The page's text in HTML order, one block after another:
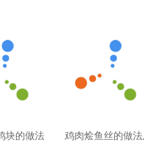
块的做法 鸡肉烩鱼丝的做